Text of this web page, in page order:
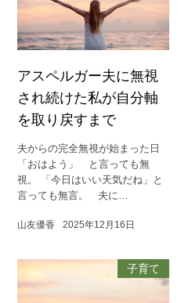
アスペルガー夫に無視
され続けた私が自分軸
を取り戻すまで
夫からの完全無視が始まった日
「おはよう」 と言っても無
視。 「今日はいい天気だね」と
言っても無言。 夫に…
山友優香 2025年12月16日
子育て